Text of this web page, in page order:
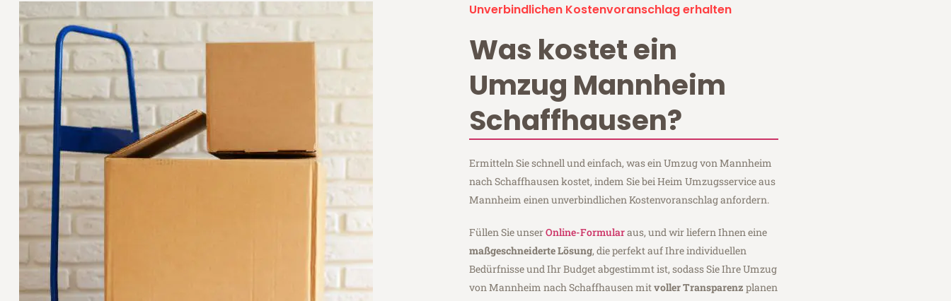
Unverbindlichen Kostenvoranschlag erhalten
Was kostet ein
Umzug Mannheim
Schaffhausen?
Ermitteln Sie schnell und einfach, was ein Umzug von Mannheim
nach Schaffhausen kostet, indem Sie bei Heim Umzugsservice aus
Mannheim einen unverbindlichen Kostenvoranschlag anfordern.
Füllen Sie unserOnline-Formularaus, und wir liefern Ihnen eine
maßgeschneiderte Lösung, die perfekt auf Ihre individuellen
Bedürfnisse und Ihr Budget abgestimmt ist, sodass Sie Ihre Umzug
von Mannheim nach Schaffhausen mitvoller Transparenz planen